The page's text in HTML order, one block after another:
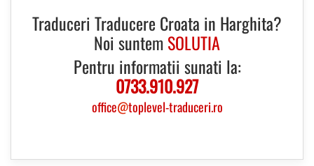
Traduceri Traducere Croata in Harghita?
Noi suntem SOLUTIA
Pentru informatii sunati la:
0733.910.927
office@toplevel-traduceri.ro